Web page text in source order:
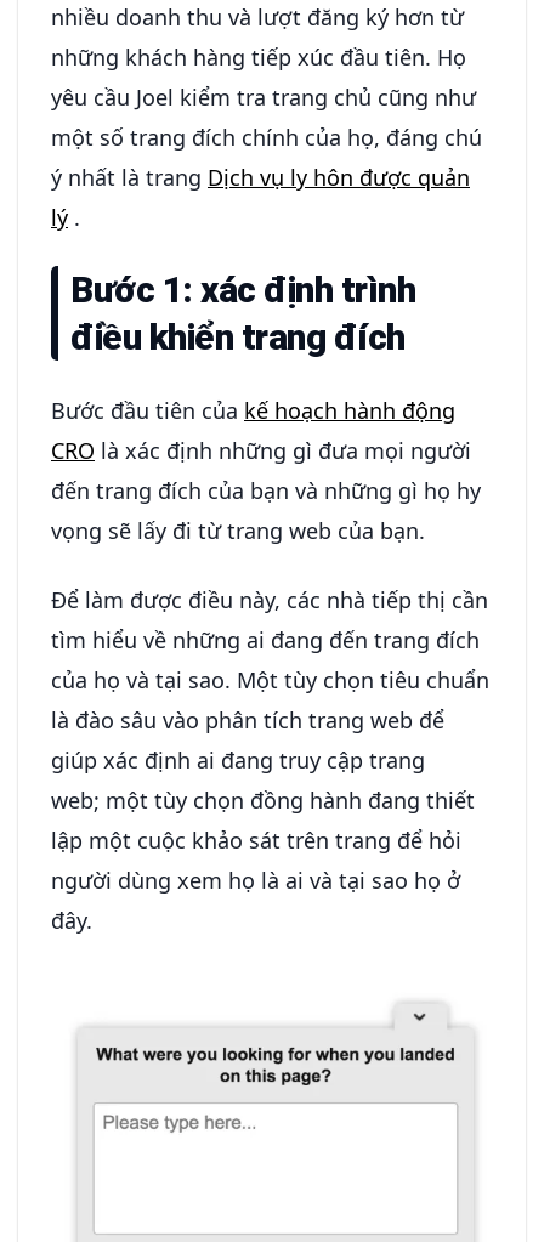
nhiều doanh thu và lượt đăng ký hơn từ
những khách hàng tiếp xúc đầu tiên. Họ
yêu cầu Joel kiểm tra trang chủ cũng như
một số trang đích chính của họ, đáng chú
ý nhất là trang Dịch vụ ly hôn được quản
lý .
Bước 1: xác định trình
điều khiển trang đích
Bước đầu tiên của kế hoạch hành động
CRO là xác định những gì đưa mọi người
đến trang đích của bạn và những gì họ hy
vọng sẽ lấy đi từ trang web của bạn.
Để làm được điều này, các nhà tiếp thị cần
tìm hiểu về những ai đang đến trang đích
của họ và tại sao. Một tùy chọn tiêu chuẩn
là đào sâu vào phân tích trang web để
giúp xác định ai đang truy cập trang
web; một tùy chọn đồng hành đang thiết
lập một cuộc khảo sát trên trang để hỏi
người dùng xem họ là ai và tại sao họ ở
đây.